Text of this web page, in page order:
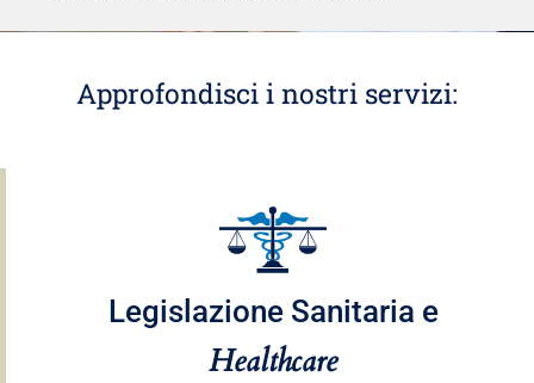
Approfondisci i nostri servizi:
Legislazione Sanitaria e
Healthcare